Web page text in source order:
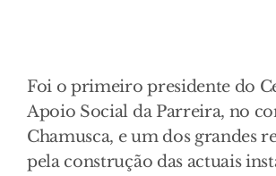
Foi o primeiro presidente do
Apoio Social da Parreira, no
Chamusca, e um dos grandes
pela construção das actuais